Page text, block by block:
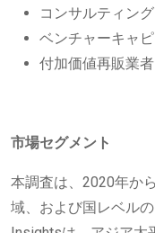
コンサルティン
ベンチャーキャ
付加価値再販業者
市場セグメント
本調査は、2020年か
域、および国レベル